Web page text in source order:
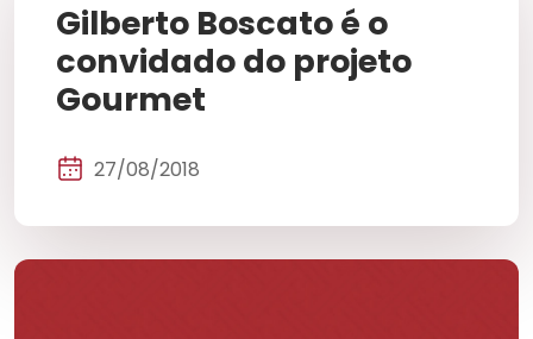
Gilberto Boscato é o
convidado do projeto
Gourmet
27/08/2018